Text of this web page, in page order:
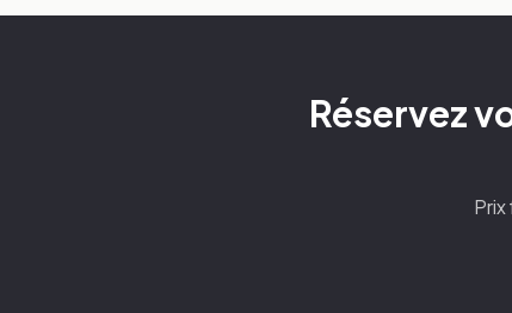
Réservez